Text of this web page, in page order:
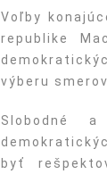
Voľby
republike
výberu
Slobodné
byť